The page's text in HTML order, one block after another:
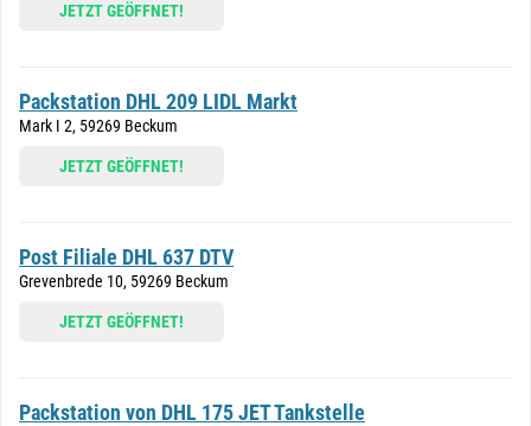
JETZT GEÖFFNET!
Packstation DHL 209 LIDL Markt
Mark I 2, 59269 Beckum
JETZT GEÖFFNET!
Post Filiale DHL 637 DTV
Grevenbrede 10, 59269 Beckum
JETZT GEÖFFNET!
Packstation von DHL 175 JET Tankstelle